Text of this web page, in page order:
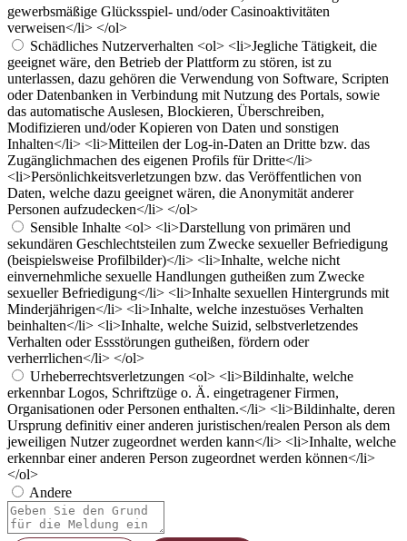
gewerbsmäßige Glücksspiel- und/oder Casinoaktivitäten
verweisen</li> </ol>
Schädliches Nutzerverhalten <ol> <li>Jegliche Tätigkeit, die
geeignet wäre, den Betrieb der Plattform zu stören, ist zu
unterlassen, dazu gehören die Verwendung von Software, Scripten
oder Datenbanken in Verbindung mit Nutzung des Portals, sowie
das automatische Auslesen, Blockieren, Überschreiben,
Modifizieren und/oder Kopieren von Daten und sonstigen
Inhalten</li> <li>Mitteilen der Log-in-Daten an Dritte bzw. das
Zugänglichmachen des eigenen Profils für Dritte</li>
<li>Persönlichkeitsverletzungen bzw. das Veröffentlichen von
Daten, welche dazu geeignet wären, die Anonymität anderer
Personen aufzudecken</li> </ol>
Sensible Inhalte <ol> <li>Darstellung von primären und
sekundären Geschlechtsteilen zum Zwecke sexueller Befriedigung
(beispielsweise Profilbilder)</li> <li>Inhalte, welche nicht
einvernehmliche sexuelle Handlungen gutheißen zum Zwecke
sexueller Befriedigung</li> <li>Inhalte sexuellen Hintergrunds mit
Minderjährigen</li> <li>Inhalte, welche inzestuöses Verhalten
beinhalten</li> <li>Inhalte, welche Suizid, selbstverletzendes
Verhalten oder Essstörungen gutheißen, fördern oder
verherrlichen</li> </ol>
Urheberrechtsverletzungen <ol> <li>Bildinhalte, welche
erkennbar Logos, Schriftzüge o. Ä. eingetragener Firmen,
Organisationen oder Personen enthalten.</li> <li>Bildinhalte, deren
Ursprung definitiv einer anderen juristischen/realen Person als dem
jeweiligen Nutzer zugeordnet werden kann</li> <li>Inhalte, welche
erkennbar einer anderen Person zugeordnet werden können</li>
</ol>
Andere
Berichtsnotiz